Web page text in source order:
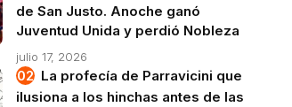
de San Justo. Anoche ganó
Juventud Unida y perdió Nobleza
julio 17, 2026
La profecía de Parravicini que
ilusiona a los hinchas antes de las